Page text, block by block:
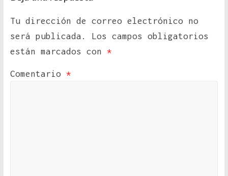
Tu dirección de correo electrónico no
será publicada.
Los campos obligatorios
están marcados con *
Comentario *